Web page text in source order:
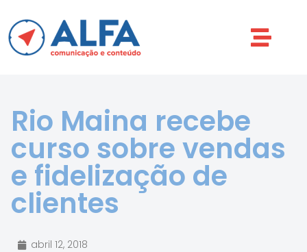
Rio Maina recebe
curso sobre vendas
e fidelização de
clientes
abril 12, 2018